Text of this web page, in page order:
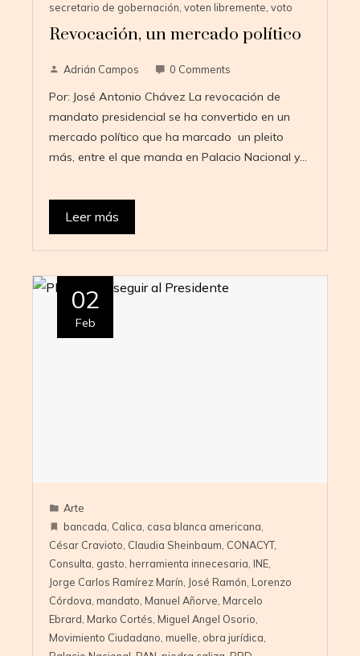
secretario de gobernación, voten libremente, voto
Revocación, un mercado político
Adrián Campos 0 Comments
Por: José Antonio Chávez La revocación de
mandato presidencial se ha convertido en un
mercado político que ha marcado un pleito
más, entre el que manda en Palacio Nacional y…
Leer más
02
Feb
Arte
bancada Calica casa blanca americana
César Cravioto Claudia Sheinbaum CONACYT,
Consulta gasto herramienta innecesaria INE
Jorge Carlos Ramírez Marín José Ramón Lorenzo
Córdova mandato Manuel Añorve Marcelo
Ebrard Marko Cortés Miguel Angel Osorio
Movimiento Ciudadano muelle obra jurídica